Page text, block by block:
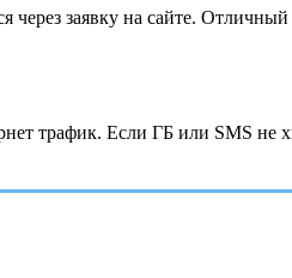
заявку на сайте.
трафик. Если ГБ или SMS не